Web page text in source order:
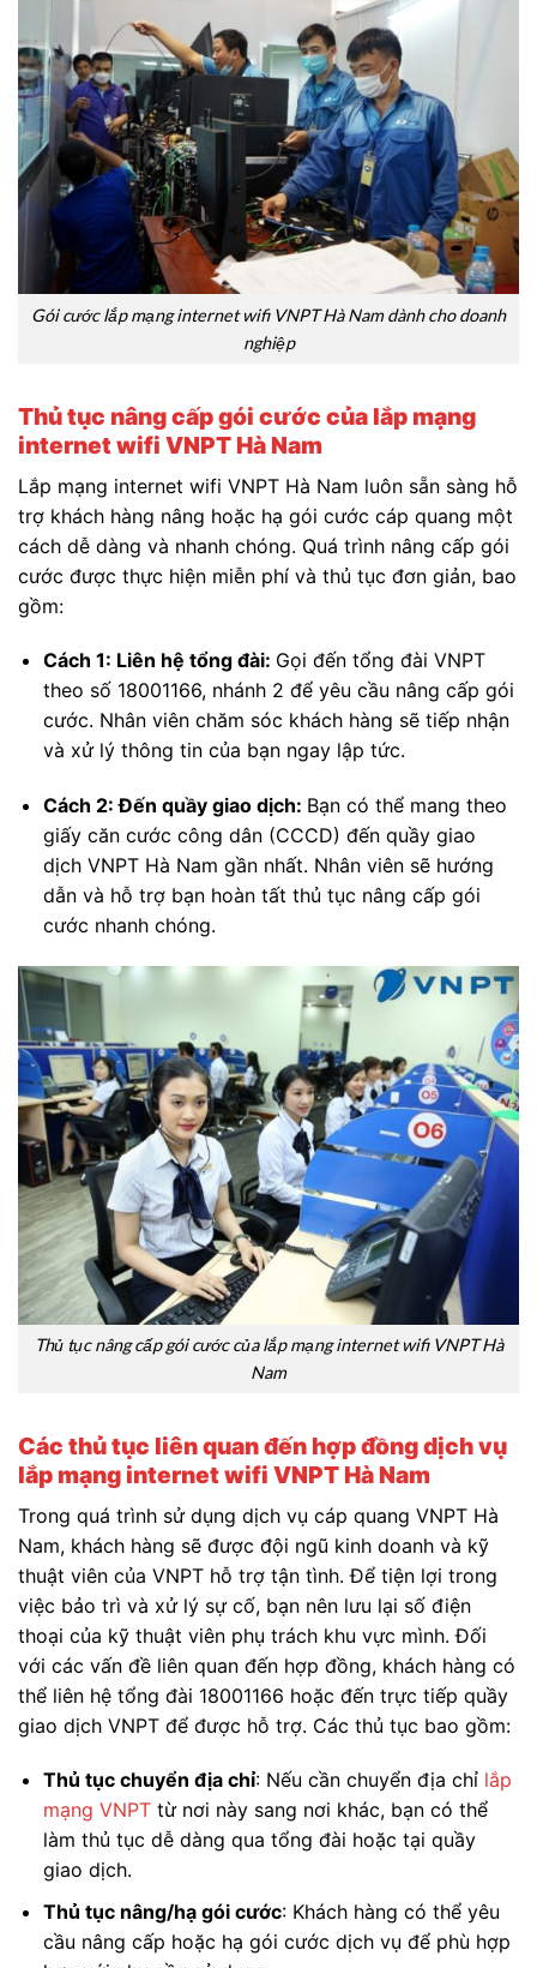
Gói cước lắp mạng internet wifi VNPT Hà Nam dành cho doanh
nghiệp
Thủ tục nâng cấp gói cước của lắp mạng
internet wifi VNPT Hà Nam
Lắp mạng internet wifi VNPT Hà Nam luôn sẵn sàng hỗ
trợ khách hàng nâng hoặc hạ gói cước cáp quang một
cách dễ dàng và nhanh chóng. Quá trình nâng cấp gói
cước được thực hiện miễn phí và thủ tục đơn giản, bao
gồm:
Cách 1: Liên hệ tổng đài: Gọi đến tổng đài VNPT
theo số 18001166, nhánh 2 để yêu cầu nâng cấp gói
cước. Nhân viên chăm sóc khách hàng sẽ tiếp nhận
và xử lý thông tin của bạn ngay lập tức.
Cách 2: Đến quầy giao dịch: Bạn có thể mang theo
giấy căn cước công dân (CCCD) đến quầy giao
dịch VNPT Hà Nam gần nhất. Nhân viên sẽ hướng
dẫn và hỗ trợ bạn hoàn tất thủ tục nâng cấp gói
cước nhanh chóng.
Thủ tục nâng cấp gói cước của lắp mạng internet wifi VNPT Hà
Nam
Các thủ tục liên quan đến hợp đồng dịch vụ
lắp mạng internet wifi VNPT Hà Nam
Trong quá trình sử dụng dịch vụ cáp quang VNPT Hà
Nam, khách hàng sẽ được đội ngũ kinh doanh và kỹ
thuật viên của VNPT hỗ trợ tận tình. Để tiện lợi trong
việc bảo trì và xử lý sự cố, bạn nên lưu lại số điện
thoại của kỹ thuật viên phụ trách khu vực mình. Đối
với các vấn đề liên quan đến hợp đồng, khách hàng có
thể liên hệ tổng đài 18001166 hoặc đến trực tiếp quầy
giao dịch VNPT để được hỗ trợ. Các thủ tục bao gồm:
Thủ tục chuyển địa chỉ: Nếu cần chuyển địa chỉ lắp
mạng VNPTtừ nơi này sang nơi khác, bạn có thể
làm thủ tục dễ dàng qua tổng đài hoặc tại quầy
giao dịch.
Thủ tục nâng/hạ gói cước: Khách hàng có thể yêu
cầu nâng cấp hoặc hạ gói cước dịch vụ để phù hợp